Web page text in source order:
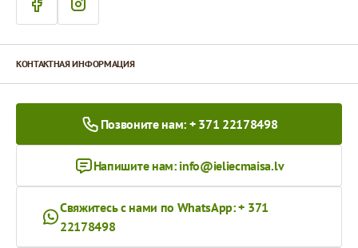
КОНТАКТНАЯ ИНФОРМАЦИЯ
Позвоните нам: + 371 22178498
Напишите нам: info@ieliecmaisa.lv
Свяжитесь с нами по WhatsApp: + 371
22178498